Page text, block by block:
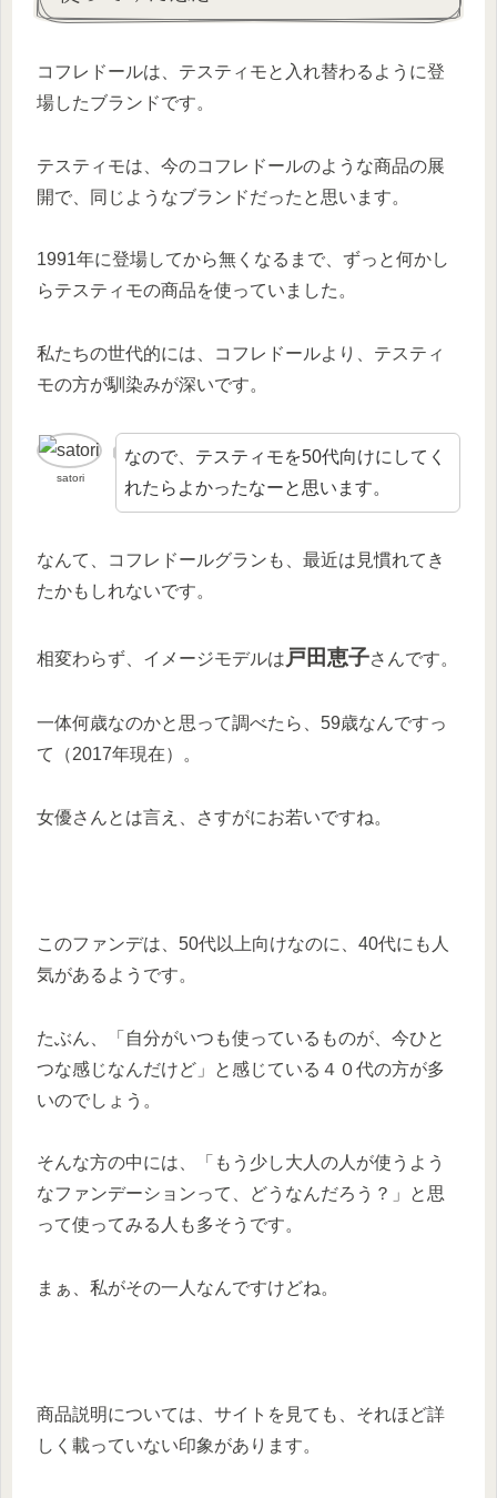
コフレドールは、テスティモと入れ替わるように登
場したブランドです。
テスティモは、今のコフレドールのような商品の展
開で、同じようなブランドだったと思います。
1991年に登場してから無くなるまで、ずっと何かし
らテスティモの商品を使っていました。
私たちの世代的には、コフレドールより、テスティ
モの方が馴染みが深いです。
satori
なので、テスティモを50代向けにしてく
れたらよかったなーと思います。
なんて、コフレドールグランも、最近は見慣れてき
たかもしれないです。
相変わらず、イメージモデルは 戸田恵子さんです。
一体何歳なのかと思って調べたら、59歳なんですっ
て（2017年現在）。
女優さんとは言え、さすがにお若いですね。
このファンデは、50代以上向けなのに、 40代にも人
気があるようです。
たぶん、「自分がいつも使っているものが、今ひと
つな感じなんだけど」と感じている４０代の方が多
いのでしょう。
そんな方の中には、「もう少し大人の人が使うよう
なファンデーションって、どうなんだろう？」と思
って使ってみる人も多そうです。
まぁ、私がその一人なんですけどね。
商品説明については、サイトを見ても、それほど詳
しく載っていない印象があります。